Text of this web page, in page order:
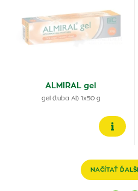
ALMIRAL gel
gel (tuba Al) 1x50 g
NAČÍTAŤ